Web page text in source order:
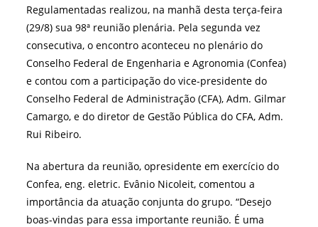
Regulamentadas realizou, na manhã desta terça-feira
(29/8) sua 98ª reunião plenária. Pela segunda vez
consecutiva, o encontro aconteceu no plenário do
Conselho Federal de Engenharia e Agronomia (Confea)
e contou com a participação do vice-presidente do
Conselho Federal de Administração (CFA), Adm. Gilmar
Camargo, e do diretor de Gestão Pública do CFA, Adm.
Rui Ribeiro.
Na abertura da reunião, opresidente em exercício do
Confea, eng. eletric. Evânio Nicoleit, comentou a
importância da atuação conjunta do grupo. “Desejo
boas-vindas para essa importante reunião. É uma